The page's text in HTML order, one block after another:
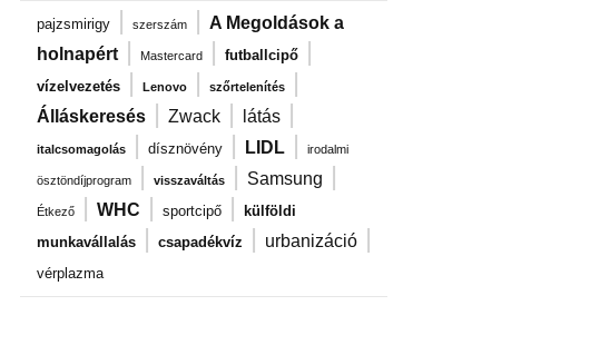
pajzsmirigy | szerszám | A Megoldások a
holnapért | Mastercard | futballcipő |
vízelvezetés | Lenovo | szőrtelenítés |
Álláskeresés | Zwack | látás |
italcsomagolás | dísznövény | LIDL | irodalmi
ösztöndíjprogram | visszaváltás | Samsung |
Étkező | WHC | sportcipő |
külföldi
munkavállalás | csapadékvíz | urbanizáció |
vérplazma